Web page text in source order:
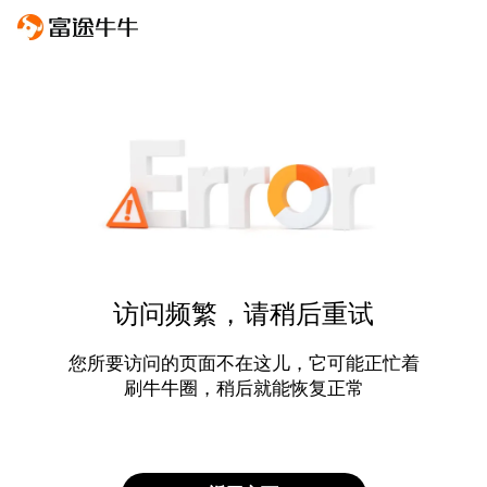
访问频繁，请稍后重试
您所要访问的页面不在这儿，它可能正忙着
刷牛牛圈，稍后就能恢复正常